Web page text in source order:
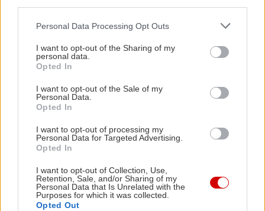
Please note that this website/app uses one or more Google
not limited to your visit or usage behaviour. You may click to
grant or deny consent to Google and its third-party tags to
use your data for below specified purposes in below Google
consent section.
Personal Data Processing Opt Outs
I want to opt-out of the Sharing of my
personal data.
Opted In
I want to opt-out of the Sale of my
Personal Data.
Opted In
I want to opt-out of processing my
Personal Data for Targeted Advertising.
Opted In
I want to opt-out of Collection, Use,
Retention, Sale, and/or Sharing of my
Personal Data that Is Unrelated with the
Purposes for which it was collected.
Opted Out